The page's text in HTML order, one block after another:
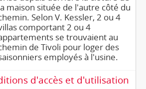
maison située de l'autre côté du
Selon V. Kessler, 2 ou 4
comportant 2 ou 4
se trouvaient au
de Tivoli pour loger des
employés à l'usine.
d'accès et d'utilisation